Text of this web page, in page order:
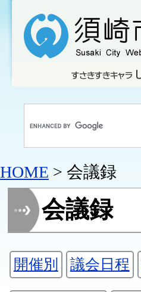
HOME > 会議録
会議録
開催別 議会日程